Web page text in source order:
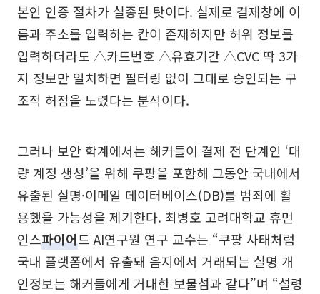
본인 인증 절차가 실종된 탓이다. 실제로 결제창에 이
름과 주소를 입력하는 칸이 존재하지만 허위 정보를
입력하더라도 △카드번호 △유효기간 △CVC 딱 3가
지 정보만 일치하면 필터링 없이 그대로 승인되는 구
조적 허점을 노렸다는 분석이다.
그러나 보안 학계에서는 해커들이 결제 전 단계인 ‘대
량 계정 생성’을 위해 쿠팡을 포함해 그동안 국내에서
유출된 실명·이메일 데이터베이스(DB)를 범죄에 활
용했을 가능성을 제기한다. 최병호 고려대학교 휴먼
인스파이어드 AI연구원 연구 교수는 “쿠팡 사태처럼
국내 플랫폼에서 유출돼 음지에서 거래되는 실명 개
인정보는 해커들에게 거대한 보물섬과 같다”며 “설령